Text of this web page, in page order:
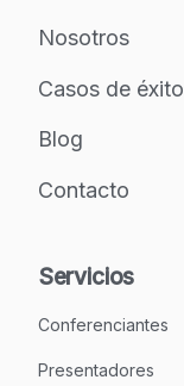
Nosotros
Casos de éxito
Blog
Contacto
Servicios
Conferenciantes
Presentadores